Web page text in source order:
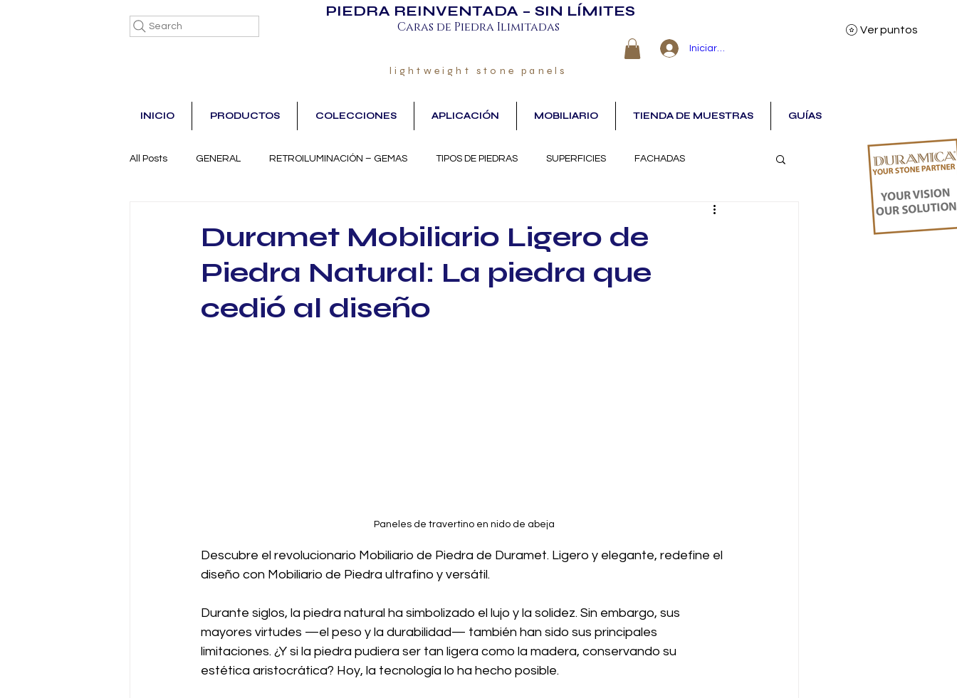
Search
Iniciar sesión
PIEDRA REINVENTADA – SIN LÍMITES
Caras de Piedra Ilimitadas
lightweight stone panels
Ver puntos
INICIO PRODUCTOS COLECCIONES APLICACIÓN MOBILIARIO TIENDA DE MUESTRAS GUÍAS
All Posts GENERAL RETROILUMINACIÓN – GEMAS TIPOS DE PIEDRAS SUPERFICIES FACHADAS
Duramet Mobiliario Ligero de
Piedra Natural: La piedra que
cedió al diseño
Paneles de travertino en nido de abeja
Descubre el revolucionario Mobiliario de Piedra de Duramet. Ligero y elegante, redefine el
diseño con Mobiliario de Piedra ultrafino y versátil.
Durante siglos, la piedra natural ha simbolizado el lujo y la solidez. Sin embargo, sus
mayores virtudes —el peso y la durabilidad— también han sido sus principales
limitaciones. ¿Y si la piedra pudiera ser tan ligera como la madera, conservando su
estética aristocrática? Hoy, la tecnología lo ha hecho posible.